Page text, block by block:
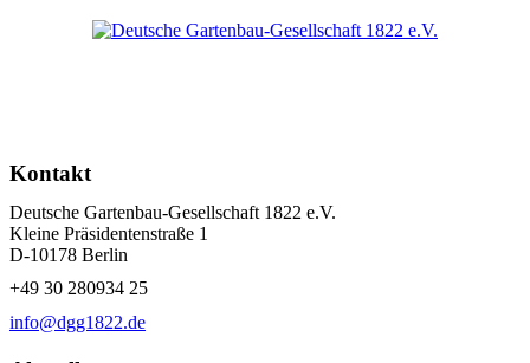
Kontakt
Deutsche Gartenbau-Gesellschaft 1822 e.V.
Kleine Präsidentenstraße 1
D-10178 Berlin
+49 30 280934 25
info@dgg1822.de